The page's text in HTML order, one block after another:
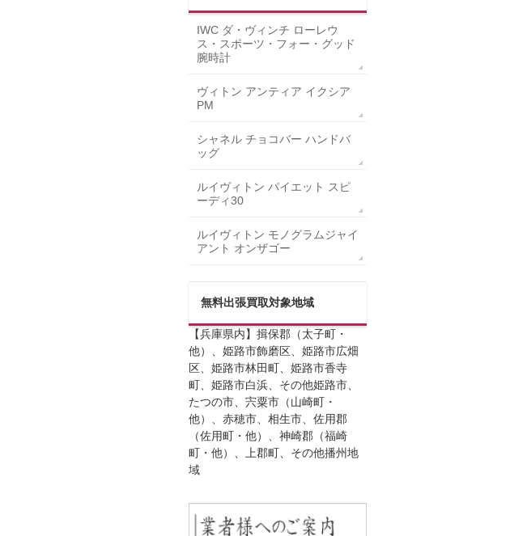
IWC ダ・ヴィンチ ローレウ
ス・スポーツ・フォー・グッド
腕時計
ヴィトン アンティア イクシア
PM
シャネル チョコバー ハンドバ
ッグ
ルイヴィトン パイエット スピ
ーディ30
ルイヴィトン モノグラムジャイ
アント オンザゴー
無料出張買取対象地域
【兵庫県内】揖保郡（太子町・
他）、姫路市飾磨区、姫路市広畑
区、姫路市林田町、姫路市香寺
町、姫路市白浜、その他姫路市、
たつの市、宍粟市（山崎町・
他）、赤穂市、相生市、佐用郡
（佐用町・他）、神崎郡（福崎
町・他）、上郡町、その他播州地
域